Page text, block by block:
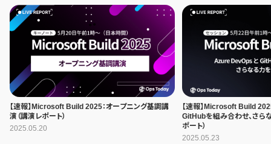
【速報】Microsoft Build 2025：オープニング基調講
演（講演レポート）
2025.05.20
【速報】Microsoft Build
GitHubを組み合わせ、さら
ポート）
2025.05.23